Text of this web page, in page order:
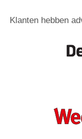
Klanten hebben